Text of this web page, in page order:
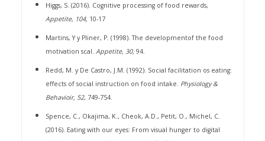
Higgs, S. (2016). Cognitive processing of food rewards,
Appetite, 104, 10-17
Martins, Y y Pliner, P. (1998). The developmentof the food
motivation scal. Appetite, 30, 94.
Redd, M. y De Castro, J.M. (1992). Social facilitation os eating:
effects of social instruction on food intake. Physiology &
Behavioir, 52, 749-754.
Spence, C., Okajima, K., Cheok, A.D., Petit, O., Michel, C.
(2016). Eating with our eyes: From visual hunger to digital